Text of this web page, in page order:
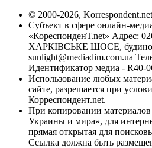
© 2000-2026, Korrespondent.net
Субъект в сфере онлайн-
«КореспонденТ.net» Адрес:
ХАРКІВСЬКЕ ШОСЕ, будинок
sunlight@mediadim.com.ua
Идентификатор медиа - R40-
Использование любых
сайте, разрешается при
Корреспондент.net.
При копировании
Украины и мира», для
прямая открытая для
Ссылка должна быть